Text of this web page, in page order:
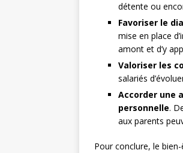
détente ou
Favoriser le
mise en place
amont et d’y
Valoriser les
salariés
Accorder une
personnelle.
aux parents
Pour conclure, le